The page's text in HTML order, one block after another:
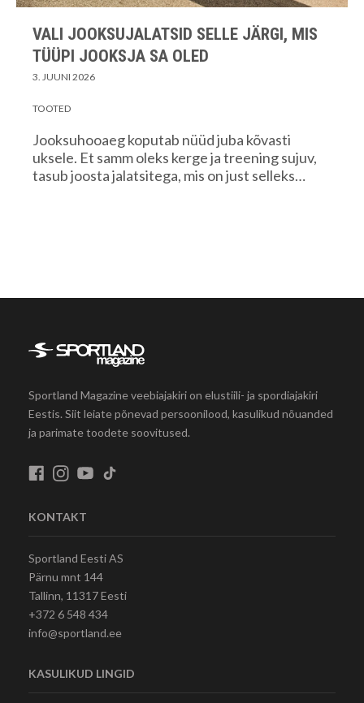
VALI JOOKSUJALATSID SELLE JÄRGI, MIS
TÜÜPI JOOKSJA SA OLED
3. JUUNI 2026
TOOTED
Jooksuhooaeg koputab nüüd juba kõvasti
uksele. Et samm oleks kerge ja treening sujuv,
tasub joosta jalatsitega, mis on just selleks…
Sportland Magazine veebiajakiri on elustiili- ja spordiajakiri
Eestis. Siit leiate põnevad persoonilood, kasulikud nõuanded
ja parimate toodete soovitused.
KONTAKT
Sportland Eesti AS
Pärnu mnt 144
Tallinn, 11317 Eesti
+372 6 548 434
info@sportland.ee
KASULIKUD LINGID